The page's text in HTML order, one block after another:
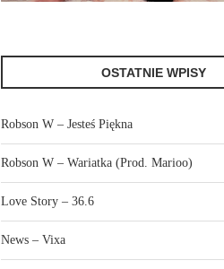
OSTATNIE WPISY
Robson W – Jesteś Piękna
Robson W – Wariatka (Prod. Marioo)
Love Story – 36.6
News – Vixa